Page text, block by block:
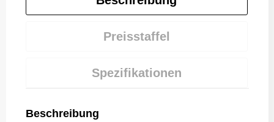
Preisstaffel
Spezifikationen
Beschreibung